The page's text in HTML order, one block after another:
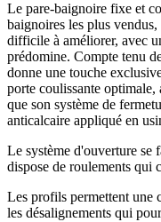
Le pare-baignoire fixe et
baignoires les plus
difficile à améliorer, avec
prédomine. Compte tenu
donne une touche
porte coulissante
que son système de
anticalcaire appliqué en
Le système d'ouverture se
dispose de roulements qui
Les profils permettent une
les désalignements qui